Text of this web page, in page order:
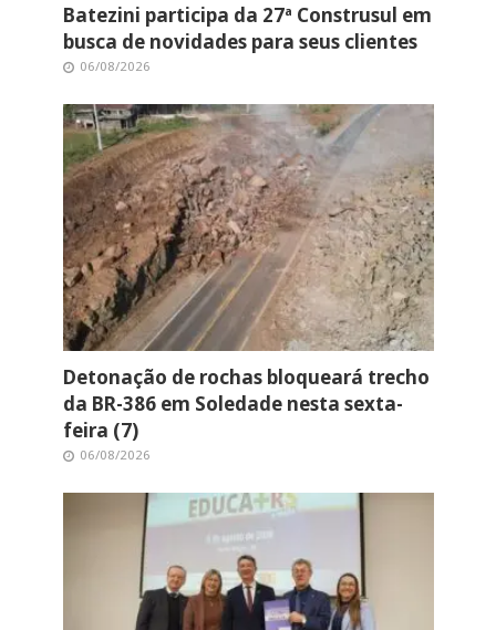
Batezini participa da 27ª Construsul em
busca de novidades para seus clientes
06/08/2026
Detonação de rochas bloqueará trecho
da BR-386 em Soledade nesta sexta-
feira (7)
06/08/2026